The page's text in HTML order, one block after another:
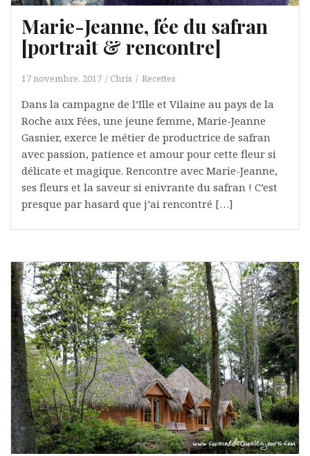
Marie-Jeanne, fée du safran
[portrait & rencontre]
17 novembre, 2017 Chris Recettes
Dans la campagne de l’Ille et Vilaine au pays de la
Roche aux Fées, une jeune femme, Marie-Jeanne
Gasnier, exerce le métier de productrice de safran
avec passion, patience et amour pour cette fleur si
délicate et magique. Rencontre avec Marie-Jeanne,
ses fleurs et la saveur si enivrante du safran ! C’est
presque par hasard que j’ai rencontré […]